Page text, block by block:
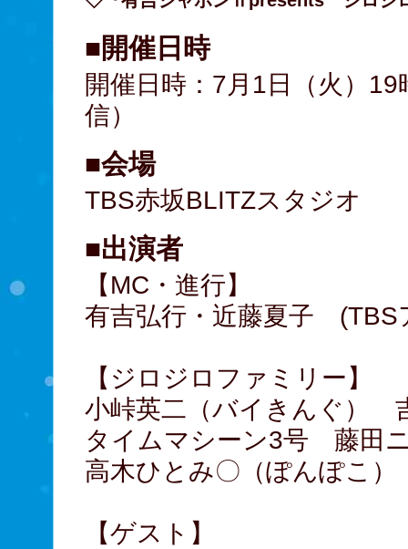
■開催日時
開催日時：7月1日（火）
信）
■会場
TBS赤坂BLITZスタジオ
■出演者
【MC・進行】
有吉弘行・近藤夏子 (TBS
【ジロジロファミリー】
小峠英二（バイきんぐ）
タイムマシーン3号 藤田
高木ひとみ〇（ぽんぽこ）
【ゲスト】